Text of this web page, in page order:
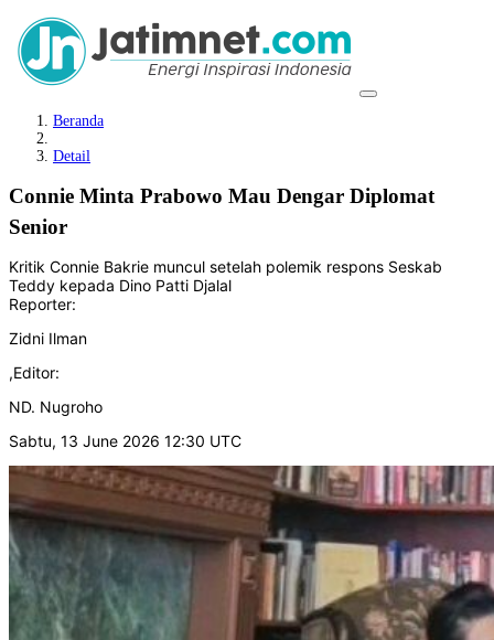
Beranda
Detail
Connie Minta Prabowo Mau Dengar Diplomat
Senior
Kritik Connie Bakrie muncul setelah polemik respons Seskab
Teddy kepada Dino Patti Djalal
Reporter:
Zidni Ilman
,Editor:
ND. Nugroho
Sabtu, 13 June 2026 12:30 UTC